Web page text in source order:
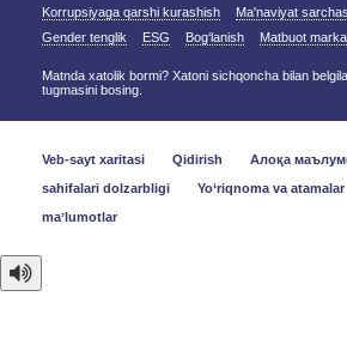
Korrupsiyaga qarshi kurashish
Ma'naviyat
Gender tenglik
ESG Bog‘lanish Matbuot
Matnda xatolik bormi? Xatoni sichqoncha bilan
tugmasini bosing.
Veb-sayt xaritasi Qidirish Алоқа
sahifalari dolzarbligi
Yo‘riqnoma va atamalar
maʼlumotlar